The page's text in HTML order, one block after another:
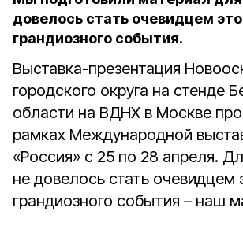
довелось стать очевидцем
грандиозного события.
Выставка-презентация
городского округа на стенде
области на ВДНХ в Москве
рамках Международной
«Россия» с 25 по 28 апреля.
не довелось стать очевидцем
грандиозного события – наш